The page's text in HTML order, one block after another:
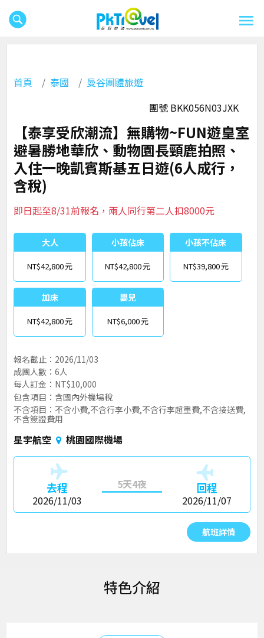
首頁 泰國
曼谷團體旅遊
團號 BKK056N03JXK
【泰享受欣潮流】無購物~FUN遊皇室
避暑勝地華欣、動物園長頸鹿拍照、
入住一晚凱賓斯基五日遊(6人成行，
含稅)
即日起至8/31前報名，兩人同行第二人扣8000元
大人
NT$42,800
小孩佔床
NT$42,800
小孩不佔床
NT$39,800
加床
NT$42,800
嬰兒
NT$6,000
報名截止：2026/11/03
成團人數：6人
每人訂金：NT$10,000
包含項目：含國內外機場稅
不含項目：不含小費,不含行李小費,不含行李超重費,不含接送費,
不含簽證費用
星宇航空 桃園國際機場
去程
2026/11/03
5天4夜 回程
2026/11/07
航班詳情
特色介紹